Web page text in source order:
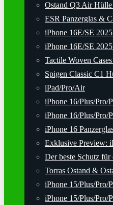
Ostand Q3 Air Hülle
ESR Panzerglas &
iPhone 16E/SE
iPhone 16E/SE
Tactile Woven
Spigen Classic C1
iPad/Pro/Air
iPhone 16/Plus/Pro/
iPhone 16/Plus/Pro/
iPhone 16
Exklusive Preview:
Der beste Schutz
Torras Ostand &
iPhone 15/Plus/Pro/
iPhone 15/Plus/Pro/